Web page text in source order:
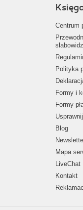
Centrum
Polityka
Formy i
Formy
Blog
Mapa
LiveChat
Kontakt